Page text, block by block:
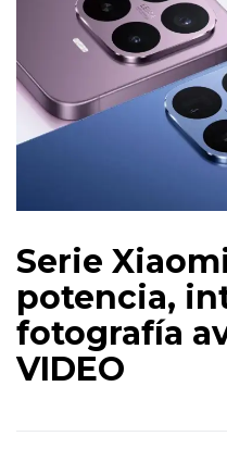
Serie
potencia,
fotografía
VIDEO